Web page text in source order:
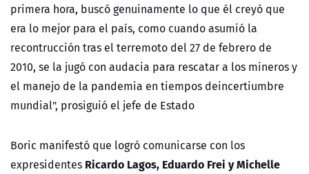
primera hora, buscó genuinamente lo que él creyó que
era lo mejor para el país, como cuando asumió la
recontrucción tras el terremoto del 27 de febrero de
2010, se la jugó con audacia para rescatar a los mineros y
el manejo de la pandemia en tiempos deincertiumbre
mundial", prosiguió el jefe de Estado
Boric manifestó que logró comunicarse con los
expresidentes Ricardo Lagos, Eduardo Frei y Michelle